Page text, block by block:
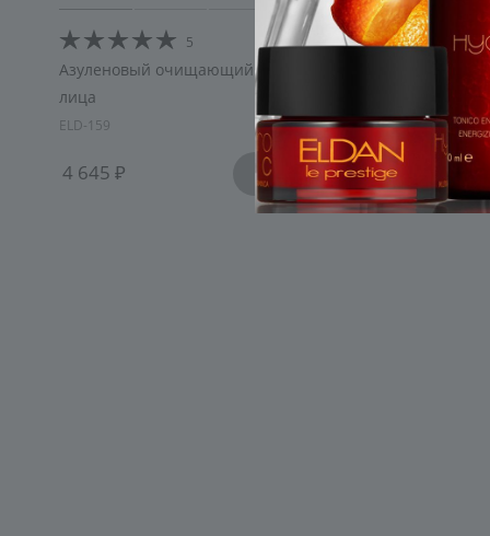
5
Азуленовый очищающий гель для
лица
ELD-159
4 645 В КОРЗИНУ
EGF
ELD/S-95